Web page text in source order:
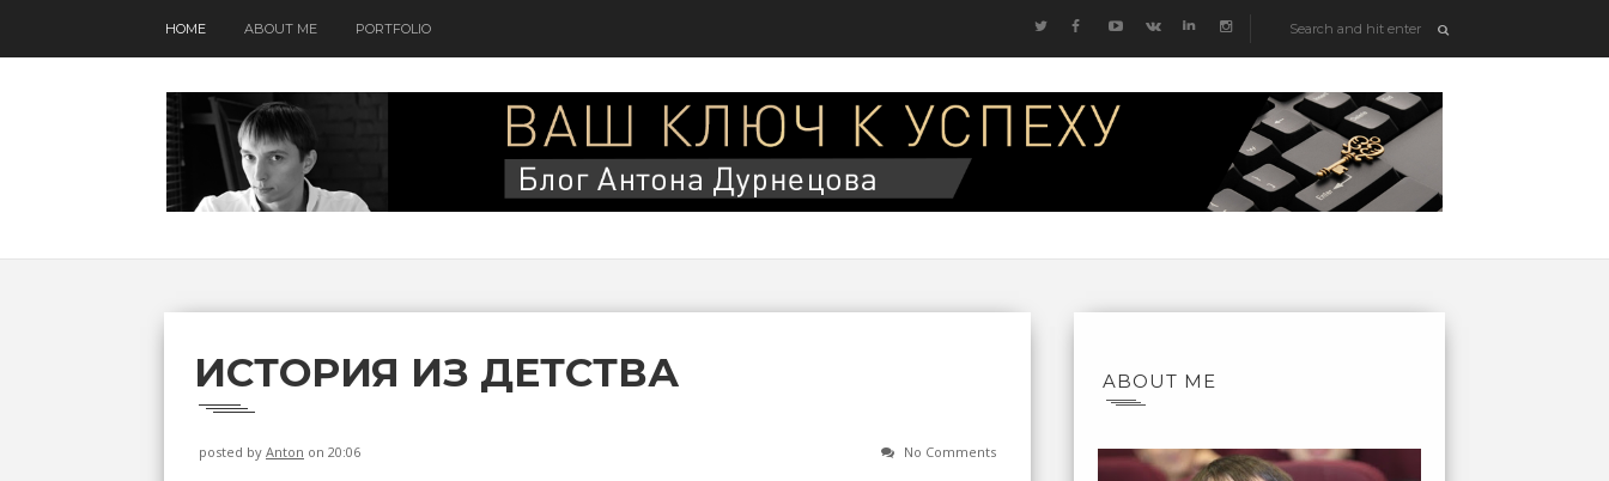
HOME ABOUT ME PORTFOLIO
ИСТОРИЯ ИЗ ДЕТСТВА
posted by Anton on 20:06 No Comments
ABOUT ME